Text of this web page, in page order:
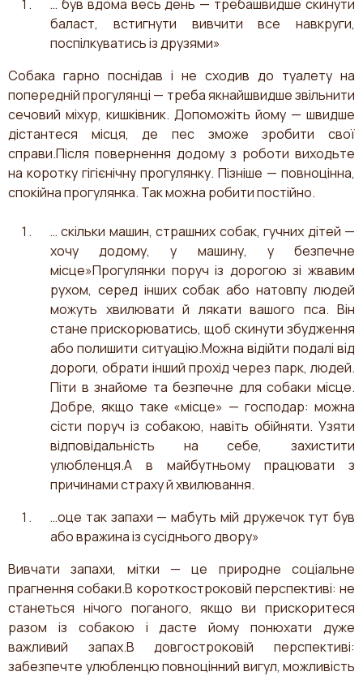
… був вдома весь день — требашвидше скинути
баласт, встигнути вивчити все навкруги,
поспілкуватись із друзями»
Собака гарно поснідав і не сходив до туалету на
попередній прогулянці — треба якнайшвидше звільнити
сечовий міхур, кишківник. Допоможіть йому — швидше
дістантеся місця, де пес зможе зробити свої
справи.Після повернення додому з роботи виходьте
на коротку гігієнічну прогулянку. Пізніше — повноцінна,
спокійна прогулянка. Так можна робити постійно.
… скільки машин, страшних собак, гучних дітей —
хочу додому, у машину, у безпечне
місце»Прогулянки поруч із дорогою зі жвавим
рухом, серед інших собак або натовпу людей
можуть хвилювати й лякати вашого пса. Він
стане прискорюватись, щоб скинути збудження
або полишити ситуацію.Можна відійти подалі від
дороги, обрати інший прохід через парк, людей.
Піти в знайоме та безпечне для собаки місце.
Добре, якщо таке «місце» — господар: можна
сісти поруч із собакою, навіть обійняти. Узяти
відповідальність на себе, захистити
улюбленця.А в майбутньому працювати з
причинами страху й хвилювання.
…оце так запахи — мабуть мій дружечок тут був
або вражина із сусіднього двору»
Вивчати запахи, мітки — це природне соціальне
прагнення собаки.В короткостроковій перспективі: не
станеться нічого поганого, якщо ви прискоритеся
разом із собакою і дасте йому понюхати дуже
важливий запах.В довгостроковій перспективі:
забезпечте улюбленцю повноцінний вигул, можливість